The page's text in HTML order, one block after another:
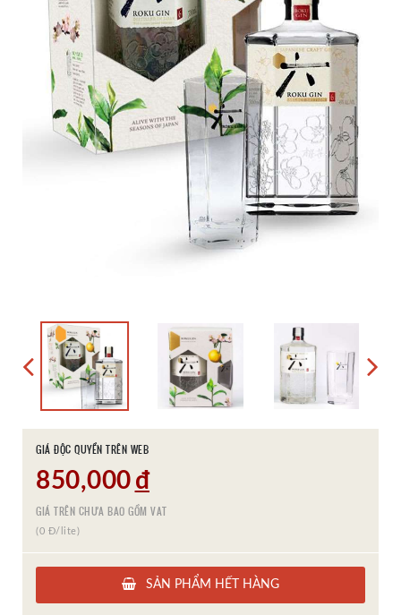
GIÁ ĐỘC QUYỀN TRÊN WEB
850,000 đ
GIÁ TRÊN CHƯA BAO GỒM VAT
(0 Đ/lite)
SẢN PHẨM HẾT HÀNG